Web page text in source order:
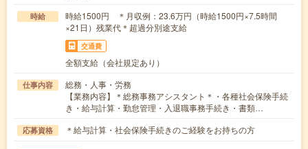
時給
時給1500円 ＊月収例：23.6万円（時給1500円×7.5時間
×21日）残業代＊超過分別途支給
交通費
全額支給（会社規定あり）
仕事内容
総務・人事・労務
【業務内容】＊総務事務アシスタント＊・各種社会保険手続
き・給与計算・勤怠管理・入退職事務手続き・書類…
応募資格 ＊給与計算・社会保険手続きのご経験をお持ちの方